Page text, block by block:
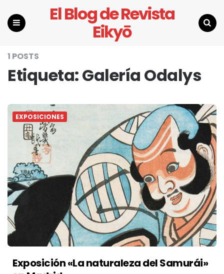
El Blog de Revista
Eikyō
1 POSTS
Etiqueta:Galería Odalys
EXPOSICIONES
Exposición «La naturaleza del Samurái»